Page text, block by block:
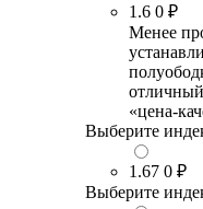
1.6 0 ₽
Менее
«цена-
Выберите
1.67 0 ₽
Выберите